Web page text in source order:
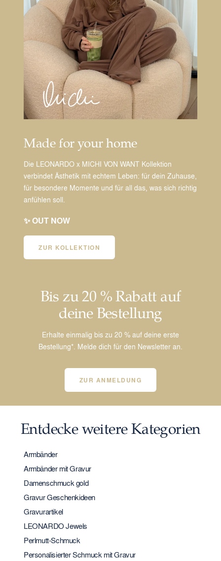
Made for your home
Die LEONARDO x MICHI VON WANT Kollektion
verbindet Ästhetik mit echtem Leben: für dein Zuhause,
für besondere Momente und für all das, was sich richtig
anfühlen soll.
✨ OUT NOW
ZUR KOLLEKTION
Bis zu 20 % Rabatt auf
deine Bestellung
Erhalte einmalig bis zu 20 % auf deine erste
Bestellung*. Melde dich für den Newsletter an.
ZUR ANMELDUNG
Entdecke weitere Kategorien
Armbänder
Armbänder mit Gravur
Damenschmuck gold
Gravur Geschenkideen
Gravurartikel
LEONARDO Jewels
Perlmutt-Schmuck
Personalisierter Schmuck mit Gravur